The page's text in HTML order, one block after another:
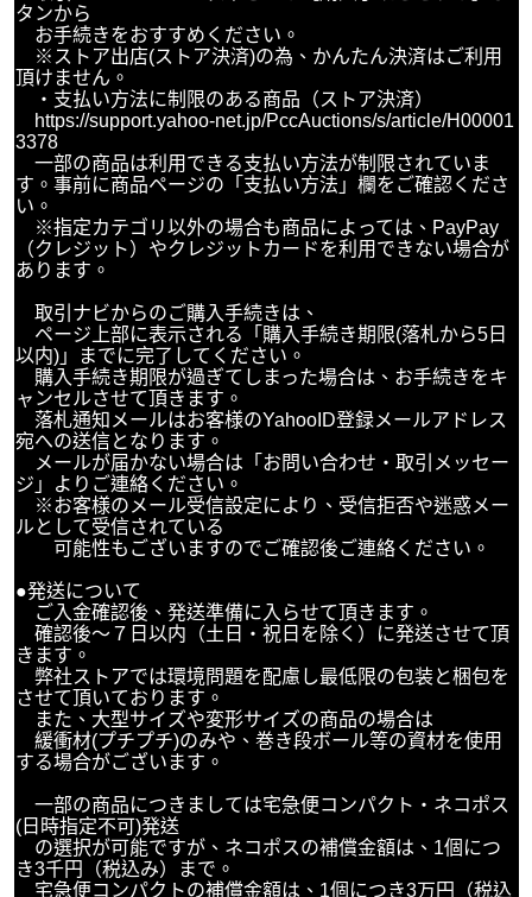
タンから
お手続きをおすすめください。
※ストア出店(ストア決済)の為、かんたん決済はご利用
頂けません。
・支払い方法に制限のある商品（ストア決済）
https://support.yahoo-net.jp/PccAuctions/s/article/H00001
3378
一部の商品は利用できる支払い方法が制限されていま
す。事前に商品ページの「支払い方法」欄をご確認くださ
い。
※指定カテゴリ以外の場合も商品によっては、PayPay
（クレジット）やクレジットカードを利用できない場合が
あります。
取引ナビからのご購入手続きは、
ページ上部に表示される「購入手続き期限(落札から5日
以内)」までに完了してください。
購入手続き期限が過ぎてしまった場合は、お手続きをキ
ャンセルさせて頂きます。
落札通知メールはお客様のYahooID登録メールアドレス
宛への送信となります。
メールが届かない場合は「お問い合わせ・取引メッセー
ジ」よりご連絡ください。
※お客様のメール受信設定により、受信拒否や迷惑メー
ルとして受信されている
可能性もございますのでご確認後ご連絡ください。
●発送について
ご入金確認後、発送準備に入らせて頂きます。
確認後～７日以内（土日・祝日を除く）に発送させて頂
きます。
弊社ストアでは環境問題を配慮し最低限の包装と梱包を
させて頂いております。
また、大型サイズや変形サイズの商品の場合は
緩衝材(プチプチ)のみや、巻き段ボール等の資材を使用
する場合がございます。
一部の商品につきましては宅急便コンパクト・ネコポス
(日時指定不可)発送
の選択が可能ですが、ネコポスの補償金額は、1個につ
き3千円（税込み）まで。
宅急便コンパクトの補償金額は、1個につき3万円（税込